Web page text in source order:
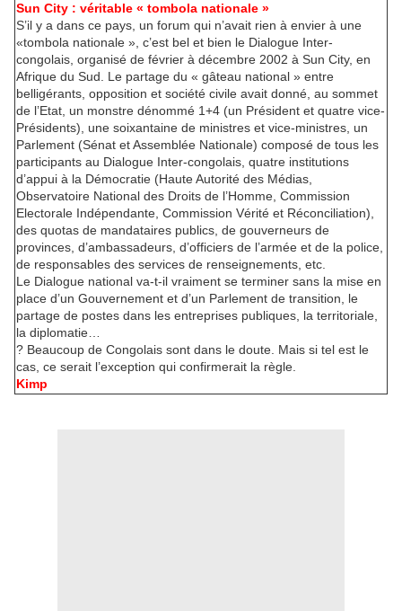
Sun City : véritable « tombola nationale »
S’il y a dans ce pays, un forum qui n’avait rien à envier à une
«tombola nationale », c’est bel et bien le Dialogue Inter-
congolais, organisé de février à décembre 2002 à Sun City, en
Afrique du Sud. Le partage du « gâteau national » entre
belligérants, opposition et société civile avait donné, au sommet
de l’Etat, un monstre dénommé 1+4 (un Président et quatre vice-
Présidents), une soixantaine de ministres et vice-ministres, un
Parlement (Sénat et Assemblée Nationale) composé de tous les
participants au Dialogue Inter-congolais, quatre institutions
d’appui à la Démocratie (Haute Autorité des Médias,
Observatoire National des Droits de l’Homme, Commission
Electorale Indépendante, Commission Vérité et Réconciliation),
des quotas de mandataires publics, de gouverneurs de
provinces, d’ambassadeurs, d’officiers de l’armée et de la police,
de responsables des services de renseignements, etc.
Le Dialogue national va-t-il vraiment se terminer sans la mise en
place d’un Gouvernement et d’un Parlement de transition, le
partage de postes dans les entreprises publiques, la territoriale,
la diplomatie…
? Beaucoup de Congolais sont dans le doute. Mais si tel est le
cas, ce serait l’exception qui confirmerait la règle.
Kimp